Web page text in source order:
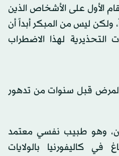
الأول على الأشخاص الذين
على 65 عاماً، ولكن ليس من المبكر أبداً أن
التحذيرية لهذا الاضطراب
قبل سنوات من تدهور
وهو طبيب نفسي معتمد
كاليفورنيا بالولايات